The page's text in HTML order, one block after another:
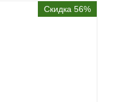
Скидка 56%